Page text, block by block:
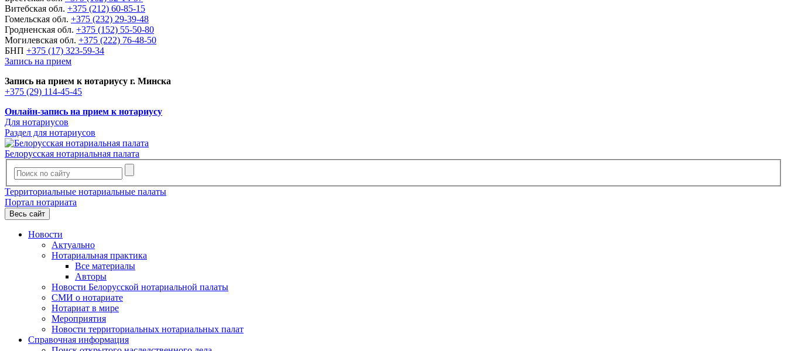
Витебская обл. +375 (212) 60-85-15
Гомельская обл. +375 (232) 29-39-48
Гродненская обл. +375 (152) 55-50-80
Могилевская обл. +375 (222) 76-48-50
БНП +375 (17) 323-59-34
Запись на прием
Запись на прием к нотариусу г. Минска
+375 (29) 114-45-45
Онлайн-запись на прием к нотариусу
Для нотариусов
Раздел для нотариусов
Белорусская нотариальная палата
Территориальные нотариальные палаты
Портал нотариата
Весь сайт
Новости
Актуально
Нотариальная практика
Все материалы
Авторы
Новости Белорусской нотариальной палаты
СМИ о нотариате
Нотариат в мире
Мероприятия
Новости территориальных нотариальных палат
Справочная информация